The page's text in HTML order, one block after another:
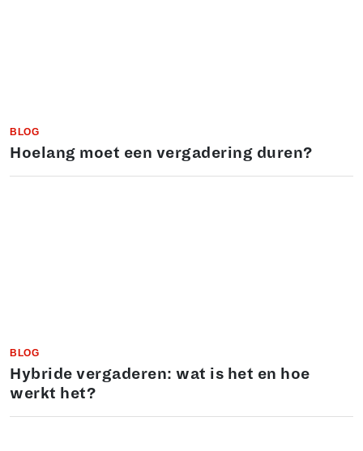
BLOG
Hoelang moet een vergadering duren?
BLOG
Hybride vergaderen: wat is het en hoe
werkt het?